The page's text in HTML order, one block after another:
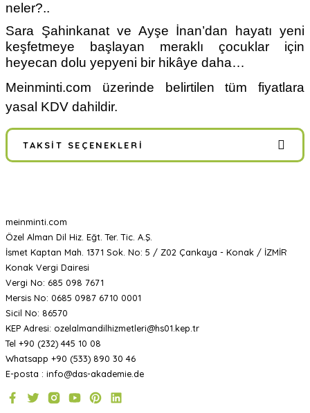
neler?..
Sara Şahinkanat ve Ayşe İnan’dan hayatı yeni
keşfetmeye başlayan meraklı çocuklar için
heyecan dolu yepyeni bir hikâye daha…
Meinminti.com üzerinde belirtilen tüm fiyatlara
yasal KDV dahildir.
TAKSIT SEÇENEKLERI
meinminti.com
Özel Alman Dil Hiz. Eğt. Ter. Tic. A.Ş.
İsmet Kaptan Mah. 1371 Sok. No: 5 / Z02 Çankaya - Konak / İZMİR
Konak Vergi Dairesi
Vergi No: 685 098 7671
Mersis No: 0685 0987 6710 0001
Sicil No: 86570
KEP Adresi: ozelalmandilhizmetleri@hs01.kep.tr
Tel +90 (232) 445 10 08
Whatsapp +90 (533) 890 30 46
E-posta : info@das-akademie.de